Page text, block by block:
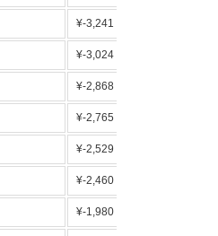
¥-3,241
¥-3,024
¥-2,868
¥-2,765
¥-2,529
¥-2,460
¥-1,980